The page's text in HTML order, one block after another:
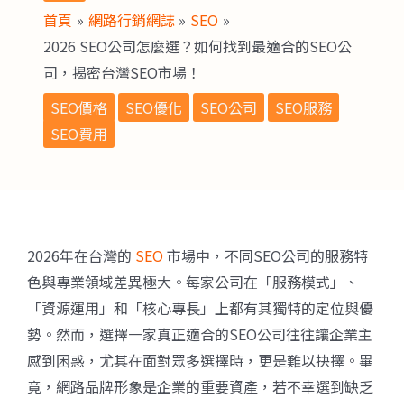
首頁
網路行銷網誌
SEO
2026 SEO公司怎麼選？如何找到最適合的SEO公
司，揭密台灣SEO市場！
SEO價格
SEO優化 SEO公司
SEO服務
SEO費用
2026年在台灣的 SEO市場中，不同SEO公司的服務特
色與專業領域差異極大。每家公司在「服務模式」、
「資源運用」和「核心專長」上都有其獨特的定位與優
勢。然而，選擇一家真正適合的SEO公司往往讓企業主
感到困惑，尤其在面對眾多選擇時，更是難以抉擇。畢
竟，網路品牌形象是企業的重要資產，若不幸選到缺乏